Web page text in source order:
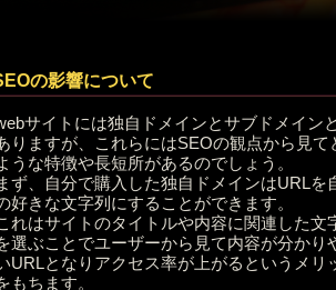
の影響について
サイトには独自ドメインとサブドメイン
りますが、これらにはSEOの観点から見て
うな特徴や長短所があるのでしょう。
ず、自分で購入した独自ドメインはURLを
好きな文字列にすることができます。
れはサイトのタイトルや内容に関連した文
選ぶことでユーザーから見て内容が分かり
URLとなりアクセス率が上がるというメリ
もちます。